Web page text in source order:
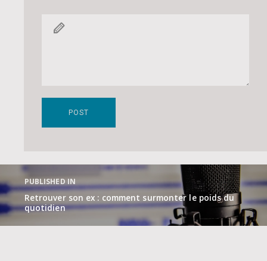
Navigation
de
l’article
PUBLISHED IN
Retrouver son ex : comment surmonter le poids du
quotidien